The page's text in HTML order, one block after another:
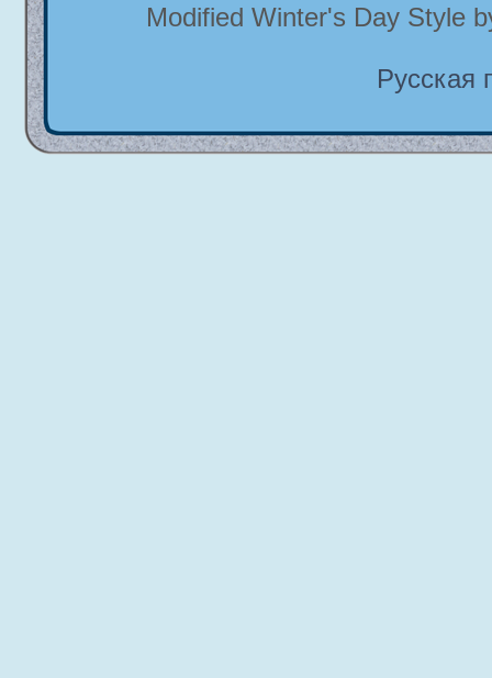
Modified Winter's Day Style
Русская